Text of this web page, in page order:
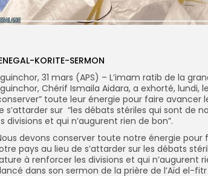
KORITE-SERMON
31 mars (APS) – L’imam ratib de la
Chérif Ismaila Aidara, a exhorté, lundi,
toute leur énergie pour faire avancer
s’attarder sur “les débats stériles qui sont de
divisions et qui n’augurent rien de bon”.
devons conserver toute notre énergie pour
pays au lieu de s’attarder sur les débats
à renforcer les divisions et qui n’augurent
dans son sermon de la prière de l’Aïd el-